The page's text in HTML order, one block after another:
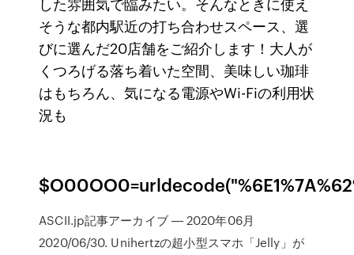
そうな都内駅近の打ち合わせスペース、選
びに選んだ20店舗をご紹介します！大人が
くつろげる落ち着いた空間、美味しい珈琲
はもちろん、気になる電源やWi-Fiの利用状
況も
ASCII.jp記事アーカイブ ― 2020年06月
2020/06/30. Unihertzの超小型スマホ「Jelly」が